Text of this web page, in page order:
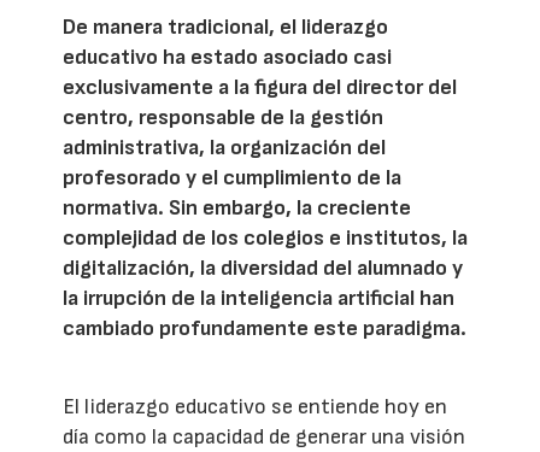
De manera tradicional, el liderazgo
educativo ha estado asociado casi
exclusivamente a la figura del director del
centro, responsable de la gestión
administrativa, la organización del
profesorado y el cumplimiento de la
normativa. Sin embargo, la creciente
complejidad de los colegios e institutos, la
digitalización, la diversidad del alumnado y
la irrupción de la inteligencia artificial han
cambiado profundamente este paradigma.
El liderazgo educativo se entiende hoy en
día como la capacidad de generar una visión